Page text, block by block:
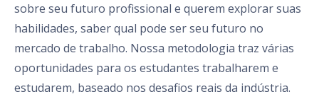
sobre seu futuro profissional e querem explorar suas
habilidades, saber qual pode ser seu futuro no
mercado de trabalho. Nossa metodologia traz várias
oportunidades para os estudantes trabalharem e
estudarem, baseado nos desafios reais da indústria.